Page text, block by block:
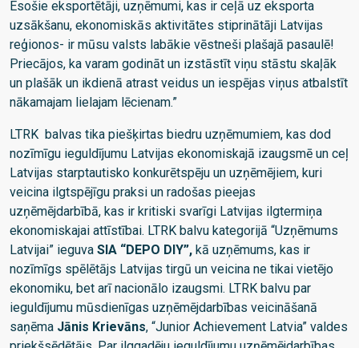
Esošie eksportētāji, uzņēmumi, kas ir ceļā uz eksporta
uzsākšanu, ekonomiskās aktivitātes stiprinātāji Latvijas
reģionos- ir mūsu valsts labākie vēstneši plašajā pasaulē!
Priecājos, ka varam godināt un izstāstīt viņu stāstu skaļāk
un plašāk un ikdienā atrast veidus un iespējas viņus atbalstīt
nākamajam lielajam lēcienam.”
LTRK balvas tika piešķirtas biedru uzņēmumiem, kas dod
nozīmīgu ieguldījumu Latvijas ekonomiskajā izaugsmē un ceļ
Latvijas starptautisko konkurētspēju un uzņēmējiem, kuri
veicina ilgtspējīgu praksi un radošas pieejas
uzņēmējdarbībā, kas ir kritiski svarīgi Latvijas ilgtermiņa
ekonomiskajai attīstībai. LTRK balvu kategorijā “Uzņēmums
Latvijai” ieguva SIA “DEPO DIY”, kā uzņēmums, kas ir
nozīmīgs spēlētājs Latvijas tirgū un veicina ne tikai vietējo
ekonomiku, bet arī nacionālo izaugsmi. LTRK balvu par
ieguldījumu mūsdienīgas uzņēmējdarbības veicināšanā
saņēma Jānis Krievāns, “Junior Achievement Latvia” valdes